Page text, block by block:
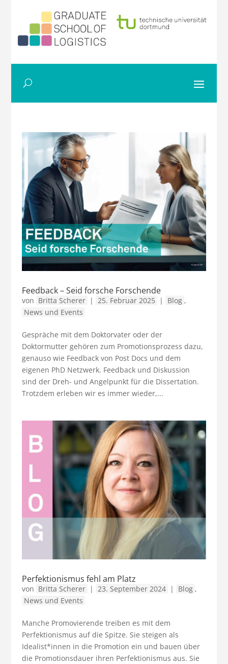
Feedback – Seid forsche Forschende
von Britta Scherer | 25. Februar 2025 | Blog ,
News und Events
Gespräche mit dem Doktorvater oder der
Doktormutter gehören zum Promotionsprozess dazu,
genauso wie Feedback von Post Docs und dem
eigenen PhD Netzwerk. Feedback und Diskussion
sind der Dreh- und Angelpunkt für die Dissertation.
Trotzdem erleben wir es immer wieder,...
Perfektionismus fehl am Platz
von Britta Scherer | 23. September 2024 | Blog ,
News und Events
Manche Promovierende treiben es mit dem
Perfektionismus auf die Spitze. Sie steigen als
Idealist*innen in die Promotion ein und bauen über
die Promotionsdauer ihren Perfektionismus aus. Sie